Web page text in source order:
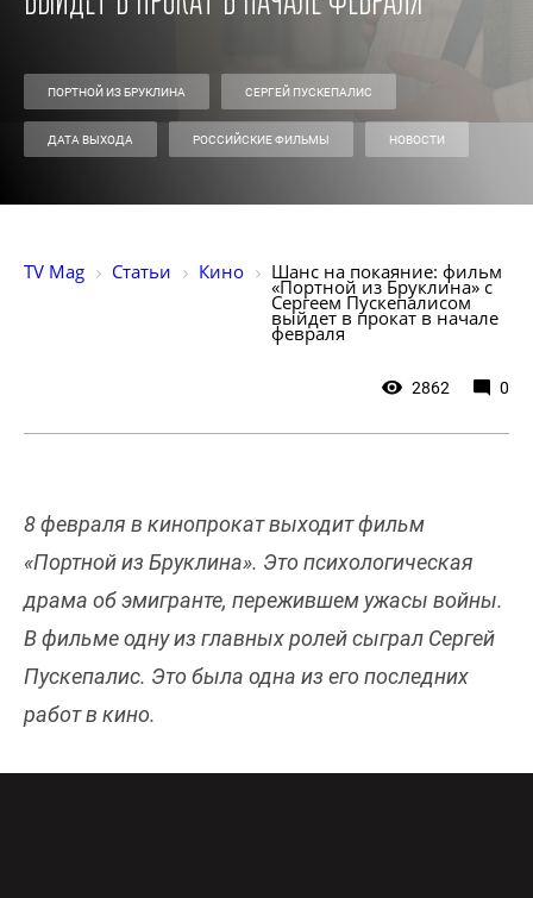
ПОРТНОЙ ИЗ БРУКЛИНА СЕРГЕЙ ПУСКЕПАЛИС
ДАТА ВЫХОДА РОССИЙСКИЕ ФИЛЬМЫ НОВОСТИ
TV Mag Статьи Кино Шанс на покаяние: фильм
«Портной из Бруклина» c
Сергеем Пускепалисом
выйдет в прокат в начале
февраля
2862 0
8 февраля в кинопрокат выходит фильм
«Портной из Бруклина». Это психологическая
драма об эмигранте, пережившем ужасы войны.
В фильме одну из главных ролей сыграл Сергей
Пускепалис. Это была одна из его последних
работ в кино.